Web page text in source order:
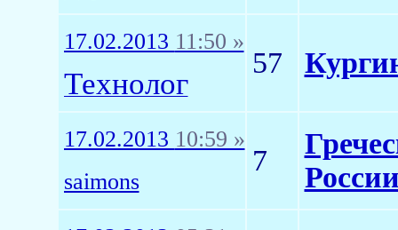
17.02.2013 11:50 »
Технолог
57
17.02.2013 10:59 »
saimons
7